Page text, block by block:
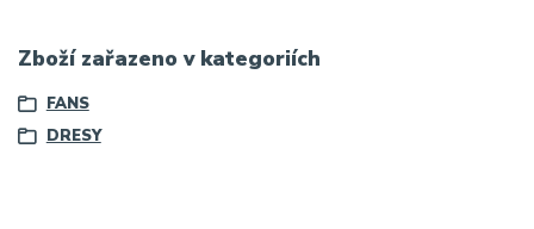
Zboží zařazeno v kategoriích
FANS
DRESY